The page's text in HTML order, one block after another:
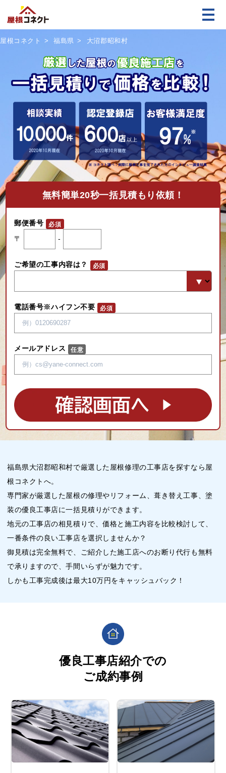
屋根コネクト 福島県 大沼郡昭和村
無料簡単20秒一括見積もり依頼！
郵便番号
〒
-
ご希望の工事内容は？
電話番号※ハイフン不要
メールアドレス
福島県大沼郡昭和村で厳選した屋根修理の工事店を探すなら屋
根コネクトへ。
専門家が厳選した屋根の修理やリフォーム、葺き替え工事、塗
装の優良工事店に一括見積りができます。
地元の工事店の相見積りで、価格と施工内容を比較検討して、
一番条件の良い工事店を選択しませんか？
御見積は完全無料で、ご紹介した施工店へのお断り代行も無料
で承りますので、手間いらずが魅力です。
しかも工事完成後は最大10万円をキャッシュバック！
優良工事店紹介での
ご成約事例